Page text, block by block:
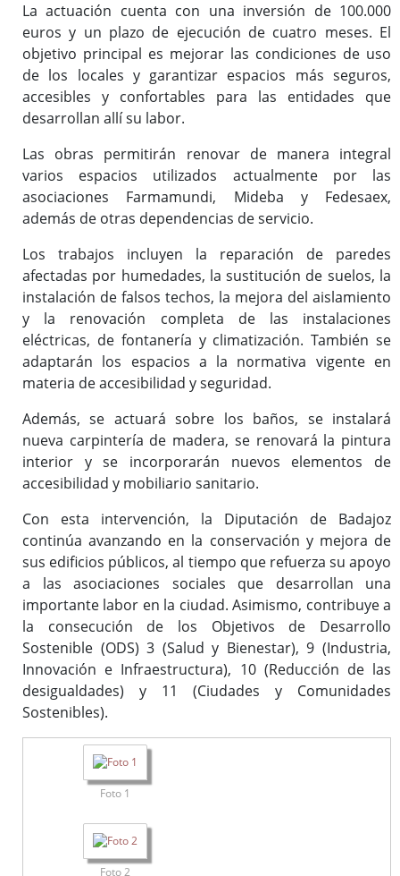
La actuación cuenta con una inversión de 100.000
euros y un plazo de ejecución de cuatro meses. El
objetivo principal es mejorar las condiciones de uso
de los locales y garantizar espacios más seguros,
accesibles y confortables para las entidades que
desarrollan allí su labor.
Las obras permitirán renovar de manera integral
varios espacios utilizados actualmente por las
asociaciones Farmamundi, Mideba y Fedesaex,
además de otras dependencias de servicio.
Los trabajos incluyen la reparación de paredes
afectadas por humedades, la sustitución de suelos, la
instalación de falsos techos, la mejora del aislamiento
y la renovación completa de las instalaciones
eléctricas, de fontanería y climatización. También se
adaptarán los espacios a la normativa vigente en
materia de accesibilidad y seguridad.
Además, se actuará sobre los baños, se instalará
nueva carpintería de madera, se renovará la pintura
interior y se incorporarán nuevos elementos de
accesibilidad y mobiliario sanitario.
Con esta intervención, la Diputación de Badajoz
continúa avanzando en la conservación y mejora de
sus edificios públicos, al tiempo que refuerza su apoyo
a las asociaciones sociales que desarrollan una
importante labor en la ciudad. Asimismo, contribuye a
la consecución de los Objetivos de Desarrollo
Sostenible (ODS) 3 (Salud y Bienestar), 9 (Industria,
Innovación e Infraestructura), 10 (Reducción de las
desigualdades) y 11 (Ciudades y Comunidades
Sostenibles).
Foto 1
Foto 2